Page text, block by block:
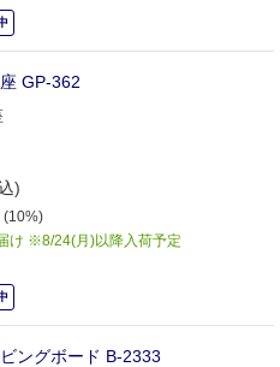
GP-362
)
(10%)
け ※8/24(月)以降入荷予定
ングボード B-2333